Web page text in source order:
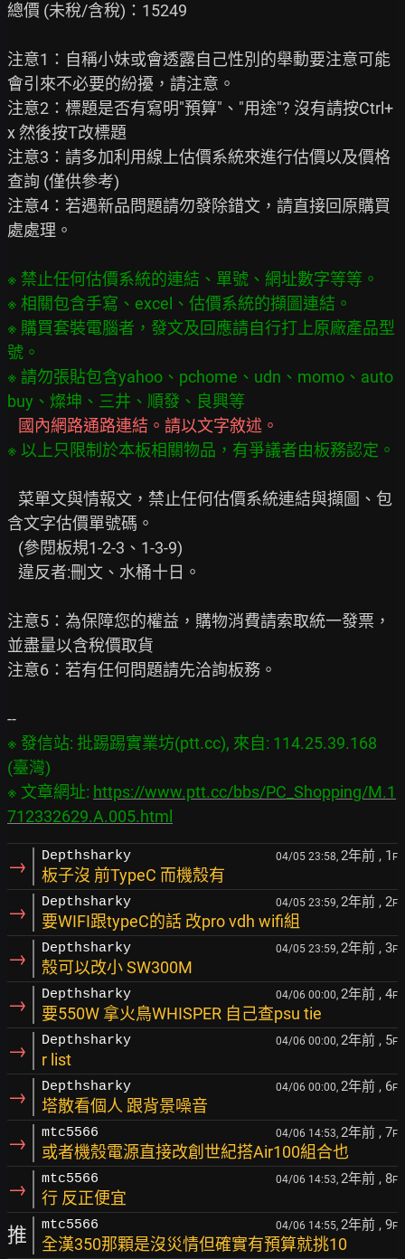
總價 (未稅/含稅)：15249
注意1：自稱小妹或會透露自己性別的舉動要注意可能
會引來不必要的紛擾，請注意。
注意2：標題是否有寫明"預算"、"用途"? 沒有請按Ctrl+
x 然後按T改標題
注意3：請多加利用線上估價系統來進行估價以及價格
查詢 (僅供參考)
注意4：若遇新品問題請勿發除錯文，請直接回原購買
處處理。
※ 禁止任何估價系統的連結、單號、網址數字等等。
※ 相關包含手寫、excel、估價系統的擷圖連結。
※ 購買套裝電腦者，發文及回應請自行打上原廠產品型
號。
※ 請勿張貼包含yahoo、pchome、udn、momo、auto
※ 以上只限制於本板相關物品，有爭議者由板務認定。
含文字估價單號碼。
注意5：為保障您的權益，購物消費請索取統一發票，
並盡量以含稅價取貨
注意6：若有任何問題請先洽詢板務。
※ 發信站: 批踢踢實業坊(ptt.cc), 來自: 114.25.39.168
(臺灣)
※ 文章網址: https://www.ptt.cc/bbs/PC_Shopping/M.1
712332629.A.005.html
→ Depthsharky 04/05 23:58, 2年前 , 1 F
板子沒 前TypeC 而機殼有
→ Depthsharky 04/05 23:59, 2年前 , 2F
要WIFI跟typeC的話 改pro vdh wifi組
→ Depthsharky 04/05 23:59, 2年前 , 3F
殼可以改小 SW300M
→ Depthsharky 04/06 00:00, 2年前 , 4F
要550W 拿火鳥WHISPER 自己查psu tie
→ Depthsharky 04/06 00:00, 2年前 , 5F
r list
→ Depthsharky 04/06 00:00, 2年前 , 6F
塔散看個人 跟背景噪音
→ mtc5566 04/06 14:53, 2年前 , 7F
或者機殼電源直接改創世紀搭Air100組合也
→ mtc5566 04/06 14:53, 2年前 , 8F
行 反正便宜
推 mtc5566 04/06 14:55, 2年前 , 9F
全漢350那顆是沒災情但確實有預算就挑10